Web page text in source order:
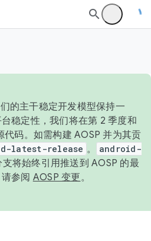
的主干稳定开发模型保持一
稳定性，我们将在第 2 季度和
代码。如需构建 AOSP 并为其贡
latest-release 。
android-
支将始终引用推送到 AOSP 的最
参阅 AOSP 变更。